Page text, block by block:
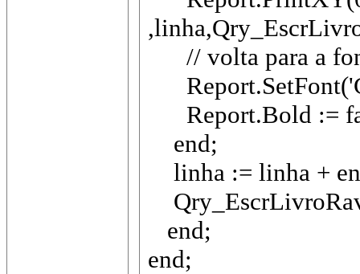
// volta para a
Report.Bold :=
end;
linha := linha +
end;
end;